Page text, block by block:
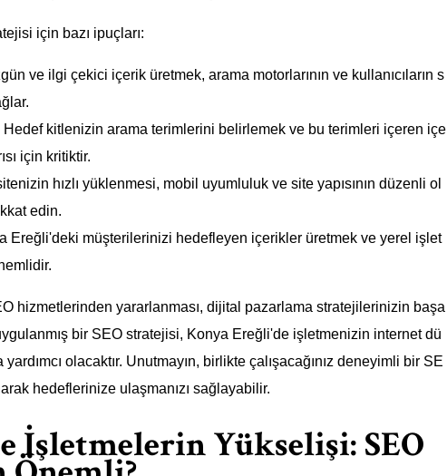
için bazı ipuçları:
ve ilgi çekici içerik üretmek, arama motorlarının ve kullanıcıların s
Hedef kitlenizin arama terimlerini belirlemek ve bu terimleri içeren içe
için kritiktir.
hızlı yüklenmesi, mobil uyumluluk ve site yapısının düzenli ol
edin.
Ereğli'deki müşterilerinizi hedefleyen içerikler üretmek ve yerel işlet
hizmetlerinden yararlanması, dijital pazarlama stratejilerinizin başa
uygulanmış bir SEO stratejisi, Konya Ereğli'de işletmenizin internet dü
olacaktır. Unutmayın, birlikte çalışacağınız deneyimli bir SE
hedeflerinize ulaşmanızı sağlayabilir.
İşletmelerin Yükselişi: SEO